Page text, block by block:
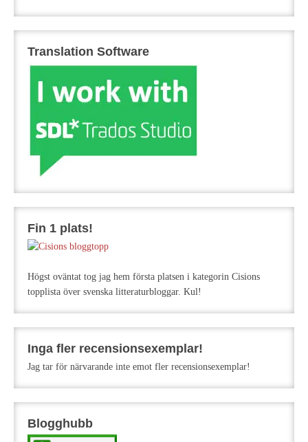
Translation Software
Fin 1 plats!
Högst oväntat tog jag hem första platsen i kategorin Cisions
topplista över svenska litteraturbloggar. Kul!
Inga fler recensionsexemplar!
Jag tar för närvarande inte emot fler recensionsexemplar!
Blogghubb